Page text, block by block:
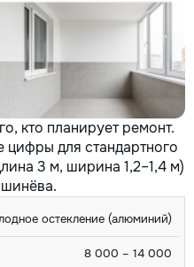
кто планирует ремонт.
для стандартного
3 м, ширина 1,2–1,4 м)
остекление (алюминий)
8 000 – 14 000